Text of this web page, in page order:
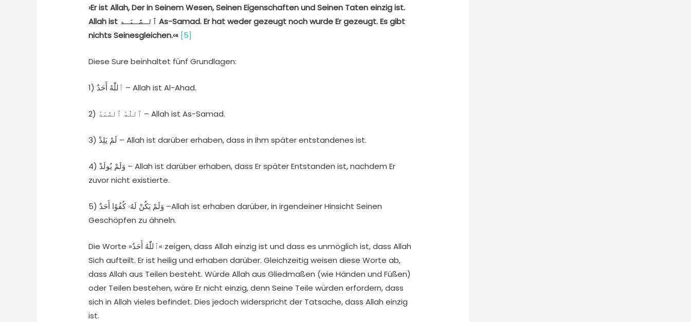
›Er ist Allah, Der in Seinem Wesen, Seinen Eigenschaften und Seinen Taten einzig ist.
Allah ist ٱلـصَّـمَـد As-Samad. Er hat weder gezeugt noch wurde Er gezeugt.Es gibt
nichts Seinesgleichen.‹« [5]
Diese Sure beinhaltet fünf Grundlagen:
1) ٱللّٰهُ أَحَدٌ – Allah ist Al-Ahad.
2) ٱللّٰهُ ٱلصَّمَدُ – Allah ist As-Samad.
3) لَمْ يَلِدْ – Allah ist darüber erhaben, dass in Ihm später entstandenes ist.
4) وَلَمْ يُولَدْ – Allah ist darüber erhaben, dass Er später Entstanden ist, nachdem Er
zuvor nicht existierte.
5) وَلَمْ يَكُنْ لَهُۥ كُفُوًا أَحَدٌ –Allah ist erhaben darüber, in irgendeiner Hinsicht Seinen
Geschöpfen zu ähneln.
Die Worte »ٱللّٰهُ أَحَدٌ« zeigen, dass Allah einzig ist und dass es unmöglich ist, dass Allah
Sich aufteilt. Er ist heilig und erhaben darüber. Gleichzeitig weisen diese Worte ab,
dass Allah aus Teilen besteht. Würde Allah aus Gliedmaßen (wie Händen und Füßen)
oder Teilen bestehen, wäre Er nicht einzig, denn Seine Teile würden erfordern, dass
sich in Allah vieles befindet. Dies jedoch widerspricht der Tatsache, dass Allah einzig
ist.